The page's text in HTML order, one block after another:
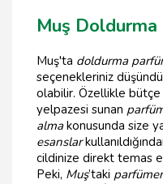
Muş Doldurma
Muş'ta doldurma
seçenekleriniz
olabilir. Özellikle
yelpazesi sunan
almakonusunda size
esanslar
cildinize direkt temas
Peki, Muş’taki